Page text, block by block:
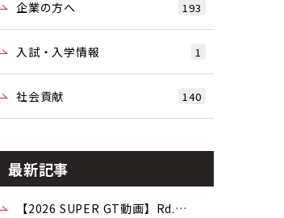
企業の方へ 193
入試・入学情報 1
社会貢献 140
最新記事
【2026 SUPER GT動画】Rd.…